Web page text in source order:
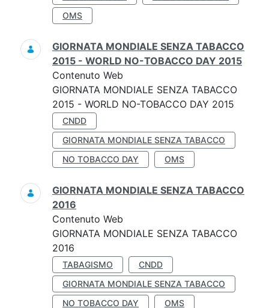
OMS
GIORNATA MONDIALE SENZA TABACCO
2015 - WORLD NO-TOBACCO DAY 2015
Contenuto Web
GIORNATA MONDIALE SENZA TABACCO
2015 - WORLD NO-TOBACCO DAY 2015
CNDD
GIORNATA MONDIALE SENZA TABACCO
NO TOBACCO DAY
OMS
GIORNATA MONDIALE SENZA TABACCO
2016
Contenuto Web
GIORNATA MONDIALE SENZA TABACCO
2016
TABAGISMO
CNDD
GIORNATA MONDIALE SENZA TABACCO
NO TOBACCO DAY
OMS